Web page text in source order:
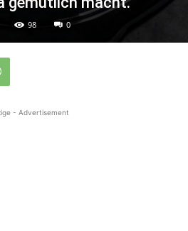
98 0
- Advertisement